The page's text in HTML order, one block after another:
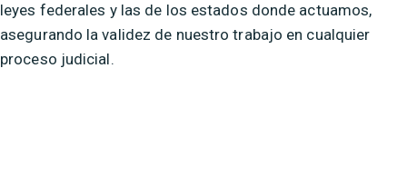
leyes federales y las de los estados donde actuamos,
asegurando la validez de nuestro trabajo en cualquier
proceso judicial.